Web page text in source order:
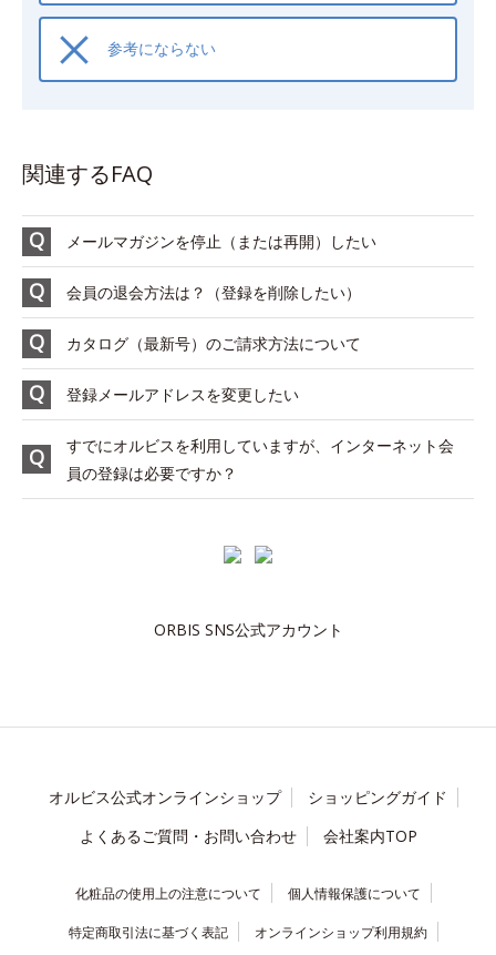
参考にならない
関連するFAQ
メールマガジンを停止（または再開）したい
会員の退会方法は？（登録を削除したい）
カタログ（最新号）のご請求方法について
登録メールアドレスを変更したい
すでにオルビスを利用していますが、インターネット会
員の登録は必要ですか？
ORBIS SNS公式アカウント
オルビス公式オンラインショップ
ショッピングガイド
よくあるご質問・お問い合わせ
会社案内TOP
化粧品の使用上の注意について 個人情報保護について
特定商取引法に基づく表記 オンラインショップ利用規約